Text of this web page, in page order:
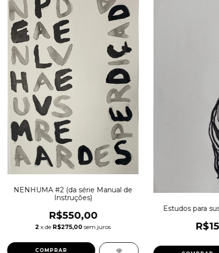
NENHUMA #2 (da série Manual de
Instruções)
R$550,00
2 x de R$275,00 sem juros
Estudos para